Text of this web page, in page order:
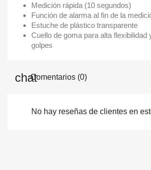
Medición rápida (10 segundos)
Función de alarma al fin de la
Estuche de plástico transparente
Cuello de goma para alta flexibilidad
golpes
Comentarios (0)
No hay reseñas de clientes en